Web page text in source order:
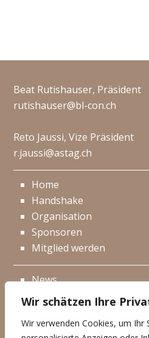
Wir schätzen Ihre
Wir verwenden Cookies, um Ihr
Beat Rutishauser, Präsident
rutishauser@bl-con.ch
Reto Jaussi, Vize Präsident
r.jaussi@astag.ch
Home
Handshake
Organisation
Sponsoren
Mitglied werden
News
Events
Kontakt